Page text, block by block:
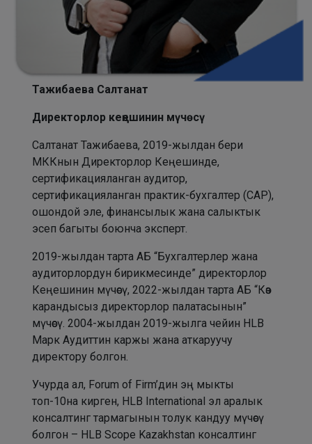
Тажибаева Салтанат
Директорлор кеңешинин мүчөсү
Салтанат Тажибаева, 2019-жылдан бери
МККнын Директорлор Кеңешинде,
сертификацияланган аудитор,
сертификацияланган практик-бухгалтер (CAP),
ошондой эле, финансылык жана салыктык
эсеп багыты боюнча эксперт.
2019-жылдан тарта АБ “Бухгалтерлер жана
аудиторлордун бирикмесинде” директорлор
Кеңешинин мүчөсү, 2022-жылдан тарта АБ “Көз
карандысыз директорлор палатасынын”
мүчөсү. 2004-жылдан 2019-жылга чейин HLB
Марк Аудиттин каржы жана аткаруучу
директору болгон.
Учурда ал, Forum of Firm’дин эң мыкты
топ-10на кирген, HLB International эл аралык
консалтинг тармагынын толук кандуу мүчөсү
болгон – HLB Scope Kazakhstan консалтинг